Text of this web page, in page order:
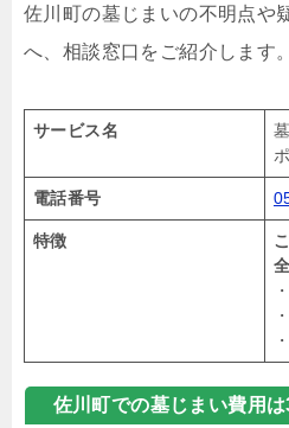
佐川町の墓じまいの不明点や
へ、相談窓口をご紹介します。
サービス名
電話番号
特徴
佐川町での墓じまい費用